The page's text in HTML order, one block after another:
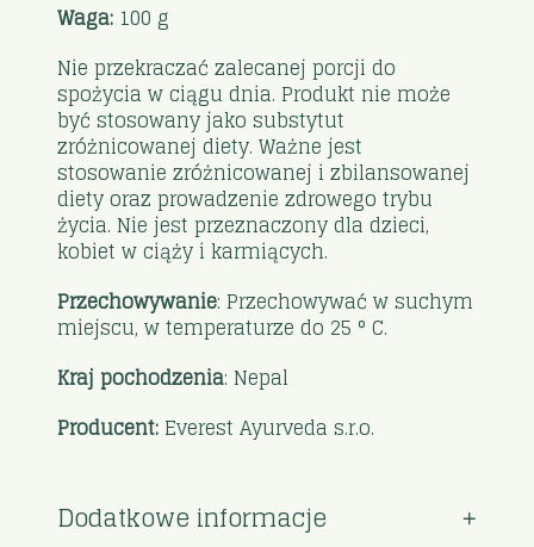
Waga: 100 g
Nie przekraczać zalecanej porcji do
spożycia w ciągu dnia. Produkt nie może
być stosowany jako substytut
zróżnicowanej diety. Ważne jest
stosowanie zróżnicowanej i zbilansowanej
diety oraz prowadzenie zdrowego trybu
życia. Nie jest przeznaczony dla dzieci,
kobiet w ciąży i karmiących.
Przechowywanie: Przechowywać w suchym
miejscu, w temperaturze do 25 ° C.
Kraj pochodzenia: Nepal
Producent: Everest Ayurveda s.r.o.
Dodatkowe informacje